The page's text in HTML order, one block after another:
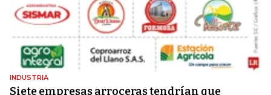
INDUSTRIA
Siete empresas arroceras tendrían que